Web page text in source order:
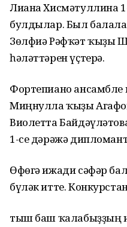
Лиана Хисмәтуллина
булдылар. Был
Зөлфиә Рәфҡәт ҡыҙы
һәләттәрен үҫтерә.
Фортепиано
Миңнулла ҡыҙы
Виолетта
1-се дәрәжә
Өфөгә ижади сәфәр
бүләк итте.
тыш баш ҡалабыҙҙың